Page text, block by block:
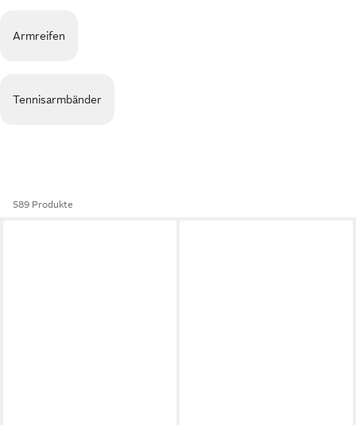
Armreifen
Tennisarmbänder
589 Produkte